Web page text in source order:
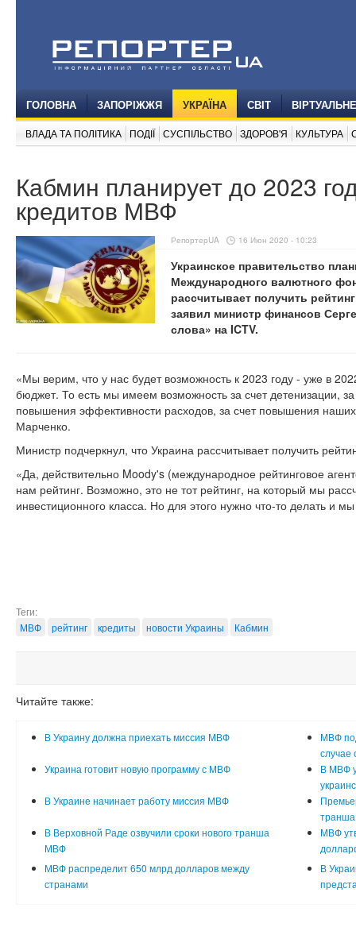
ГОЛОВНА ЗАПОРІЖЖЯ УКРАЇНА СВІТ
ВЛАДА ТА ПОЛІТИКА ПОДІЇ СУСПІЛЬСТВО ЗДОРОВ'Я КУЛЬТУРА
Кабмин планирует до 2023
кредитов МВФ
РепортерUA 16 Июн 2020 - 10:23
Украинское правительство
Международного валютного
рассчитывает получить
заявил министр финансов
слова» на ICTV.
«Мы верим, что у нас будет возможность к 2023 году - уже в
бюджет. То есть мы имеем возможность за счет детенизации,
повышения эффективности расходов, за счет повышения
Марченко.
Министр подчеркнул, что Украина рассчитывает получить
«Да, действительно Moody's (международное рейтинговое
нам рейтинг. Возможно, это не тот рейтинг, на который мы
инвестиционного класса. Но для этого нужно что-то делать и
Теги:
МВФ
рейтинг кредиты новости Украины Кабмин
Читайте также:
В Украину должна приехать миссия МВФ
МВФ
случае
Украина готовит новую программу с МВФ
В МВФ
В Украине начинает работу миссия МВФ
В Верховной Раде озвучили сроки нового транша
МВФ
МВФ
МВФ распределит 650 млрд долларов между
странами
В